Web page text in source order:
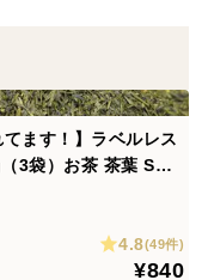
茶の猿島茶をフィ
るとお茶の風味が
てます！】ラベルレス
3袋）お茶 茶葉 SDG
ラクター監修 LEF-02
4.8(49件)
¥840